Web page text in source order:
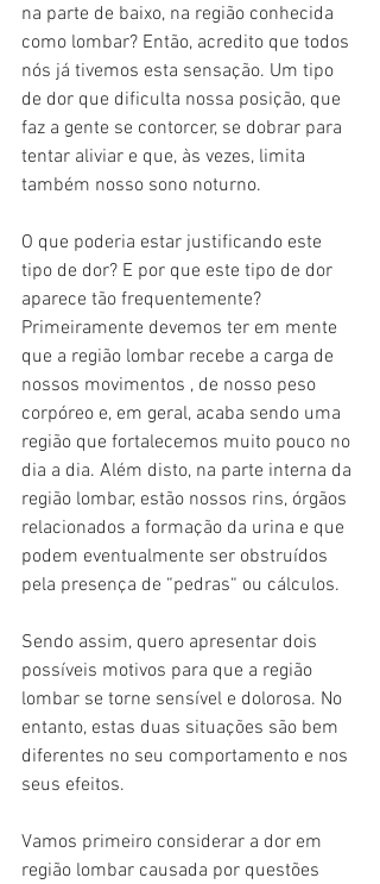
na parte de baixo, na região conhecida
como lombar? Então, acredito que todos
nós já tivemos esta sensação. Um tipo
de dor que dificulta nossa posição, que
faz a gente se contorcer, se dobrar para
tentar aliviar e que, às vezes, limita
também nosso sono noturno.
O que poderia estar justificando este
tipo de dor? E por que este tipo de dor
aparece tão frequentemente?
Primeiramente devemos ter em mente
que a região lombar recebe a carga de
nossos movimentos , de nosso peso
corpóreo e, em geral, acaba sendo uma
região que fortalecemos muito pouco no
dia a dia. Além disto, na parte interna da
região lombar, estão nossos rins, órgãos
relacionados a formação da urina e que
podem eventualmente ser obstruídos
pela presença de “pedras“ ou cálculos.
Sendo assim, quero apresentar dois
possíveis motivos para que a região
lombar se torne sensível e dolorosa. No
entanto, estas duas situações são bem
diferentes no seu comportamento e nos
seus efeitos.
Vamos primeiro considerar a dor em
região lombar causada por questões